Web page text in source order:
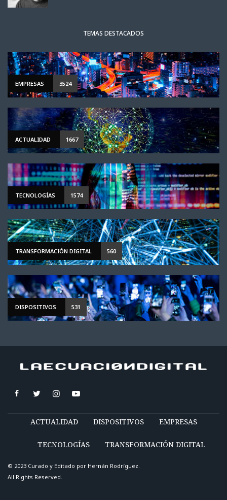
TEMAS DESTACADOS
EMPRESAS 3524
ACTUALIDAD 1667
TECNOLOGÍAS 1574
TRANSFORMACIÓN DIGITAL 560
DISPOSITIVOS 531
ACTUALIDAD DISPOSITIVOS EMPRESAS
TECNOLOGÍAS TRANSFORMACIÓN DIGITAL
© 2023 Curado y Editado por Hernán Rodríguez.
All Rights Reserved.